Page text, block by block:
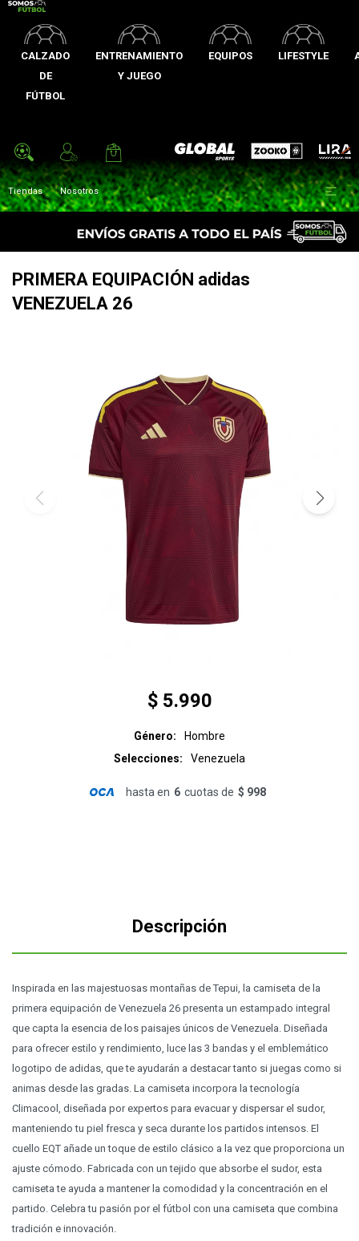
CALZADO
DE
FÚTBOL
ENTRENAMIENTO
Y JUEGO
EQUIPOS LIFESTYLE
Global Sports Zooko Lira
Tiendas Nosotros 
PRIMERA EQUIPACIÓN adidas
VENEZUELA 26
$ 5.990
Género
Hombre
Selecciones
Venezuela
hasta en 6 cuotas de $ 998
Descripción
Inspirada en las majestuosas montañas de Tepui, la camiseta de la
primera equipación de Venezuela 26 presenta un estampado integral
que capta la esencia de los paisajes únicos de Venezuela. Diseñada
para ofrecer estilo y rendimiento, luce las 3 bandas y el emblemático
logotipo de adidas, que te ayudarán a destacar tanto si juegas como si
animas desde las gradas. La camiseta incorpora la tecnología
Climacool, diseñada por expertos para evacuar y dispersar el sudor,
manteniendo tu piel fresca y seca durante los partidos intensos. El
cuello EQT añade un toque de estilo clásico a la vez que proporciona un
ajuste cómodo. Fabricada con un tejido que absorbe el sudor, esta
camiseta te ayuda a mantener la comodidad y la concentración en el
partido. Celebra tu pasión por el fútbol con una camiseta que combina
tradición e innovación.